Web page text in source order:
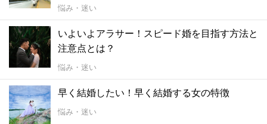
悩み・迷い
いよいよアラサー！スピード婚を目指す方法と
注意点とは？
悩み・迷い
早く結婚したい！早く結婚する女の特徴
悩み・迷い